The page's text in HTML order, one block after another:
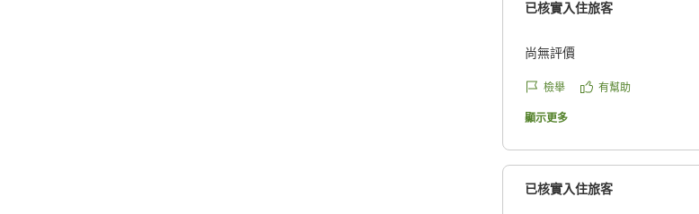
已核實入住旅客
尚無評價
檢舉 有幫助
顯示更多
已核實入住旅客